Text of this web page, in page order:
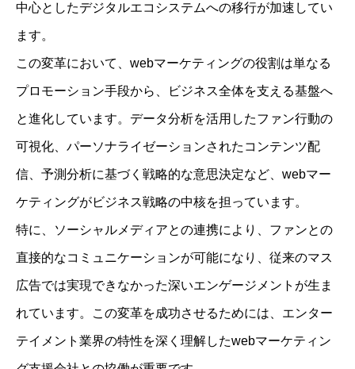
中心としたデジタルエコシステムへの移行が加速してい
ます。
この変革において、webマーケティングの役割は単なる
プロモーション手段から、ビジネス全体を支える基盤へ
と進化しています。データ分析を活用したファン行動の
可視化、パーソナライゼーションされたコンテンツ配
信、予測分析に基づく戦略的な意思決定など、webマー
ケティングがビジネス戦略の中核を担っています。
特に、ソーシャルメディアとの連携により、ファンとの
直接的なコミュニケーションが可能になり、従来のマス
広告では実現できなかった深いエンゲージメントが生ま
れています。この変革を成功させるためには、エンター
テイメント業界の特性を深く理解したwebマーケティン